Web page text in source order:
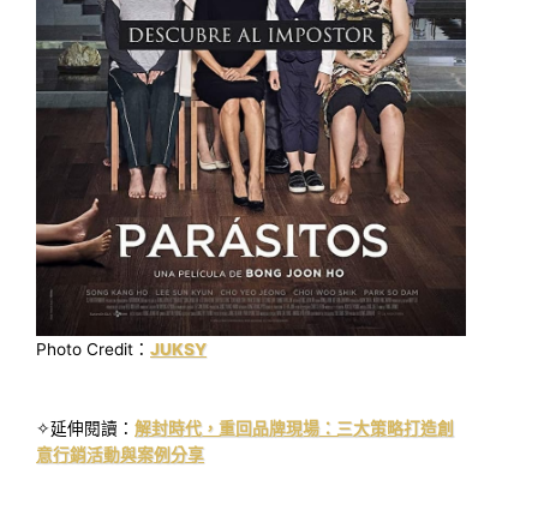
Photo Credit： JUKSY
✧延伸閱讀： 解封時代，重回品牌現場：三大策略打造創
意行銷活動與案例分享